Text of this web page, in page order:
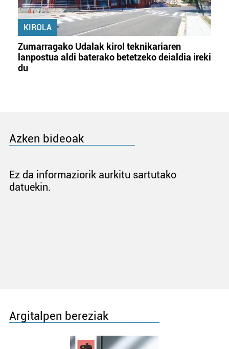
KIROLA
Zumarragako Udalak kirol teknikariaren
lanpostua aldi baterako betetzeko deialdia ireki
du
Azken bideoak
Ez da informaziorik aurkitu sartutako
datuekin.
Argitalpen bereziak